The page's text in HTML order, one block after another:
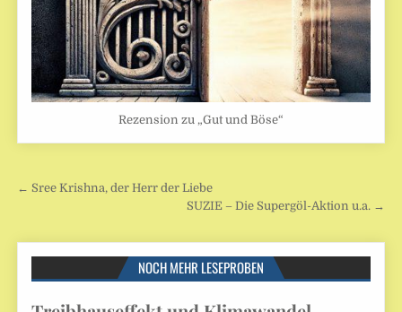
Rezension zu „Gut und Böse“
Beitragsnavigation
← Sree Krishna, der Herr der Liebe
SUZIE – Die Supergöl-Aktion u.a. →
NOCH MEHR LESEPROBEN